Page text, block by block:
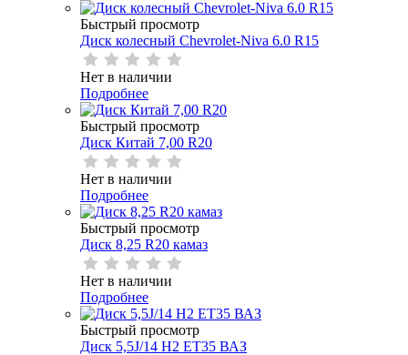
Быстрый просмотр
Диск колесный Chevrolet-Niva 6.0 R15
Нет в наличии
Подробнее
Быстрый просмотр
Диск Китай 7,00 R20
Нет в наличии
Подробнее
Быстрый просмотр
Диск 8,25 R20 камаз
Нет в наличии
Подробнее
Быстрый просмотр
Диск 5,5J/14 H2 ET35 ВАЗ